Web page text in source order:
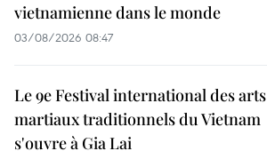
vietnamienne dans le monde
03/08/2026 08:47
Le 9e Festival international des arts
martiaux traditionnels du Vietnam
s'ouvre à Gia Lai